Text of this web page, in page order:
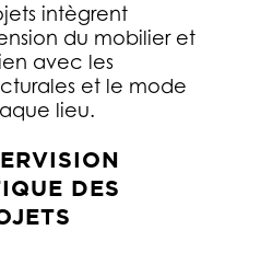
intègrent
du mobilier et
avec les
et le mode
lieu.
DES